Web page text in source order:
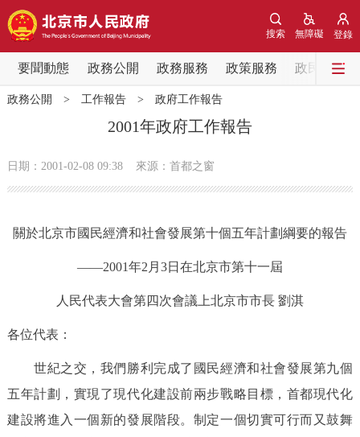
登錄
無障礙
搜索
要聞動態 政務公開 政務服務 政策服務 政民互動
要聞動態
黨中央精神 國務院資訊
政務公開
政策兌現
政務服務
政務公開 > 工作報告> 政府工作報告
2001年政府工作報告
日期：2001-02-08 09:38 來源：首都之窗
關於北京市國民經濟和社會發展第十個五年計劃綱要的報告
——2001年2月3日在北京市第十一屆
人民代表大會第四次會議上北京市市長 劉淇
各位代表：
世紀之交，我們勝利完成了國民經濟和社會發展第九個
五年計劃，實現了現代化建設前兩步戰略目標，首都現代化
建設將進入一個新的發展階段。制定一個切實可行而又鼓舞